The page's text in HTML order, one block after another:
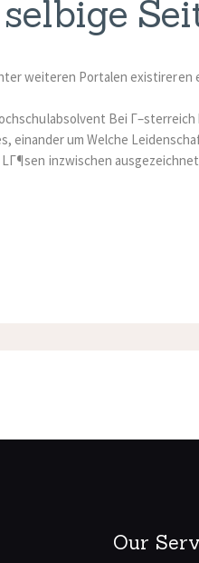
selbige
weiteren Portalen existireren
Bei
einander um Welche
LГ¶sen inzwischen
Our